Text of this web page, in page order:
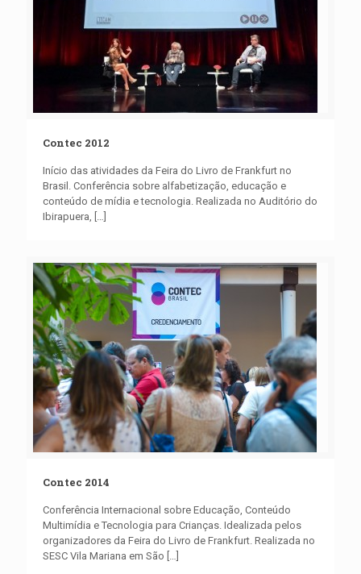
Contec 2012
Início das atividades da Feira do Livro de Frankfurt no
Brasil. Conferência sobre alfabetização, educação e
conteúdo de mídia e tecnologia. Realizada no Auditório do
Ibirapuera, […]
Contec 2014
Conferência Internacional sobre Educação, Conteúdo
Multimídia e Tecnologia para Crianças. Idealizada pelos
organizadores da Feira do Livro de Frankfurt. Realizada no
SESC Vila Mariana em São […]